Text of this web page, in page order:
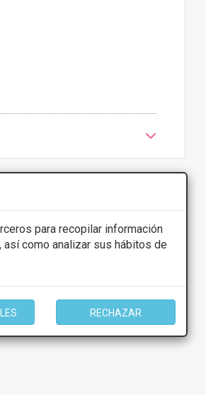
para recopilar información
como analizar sus hábitos de
RECHAZAR
los centros para conocer las